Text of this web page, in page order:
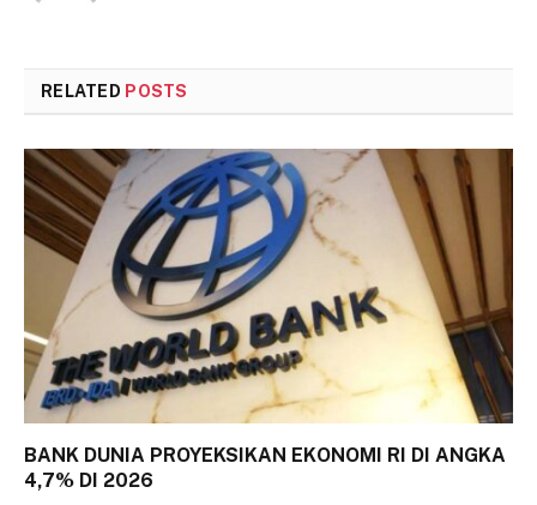
RELATED POSTS
BANK DUNIA PROYEKSIKAN EKONOMI RI DI ANGKA
4,7% DI 2026